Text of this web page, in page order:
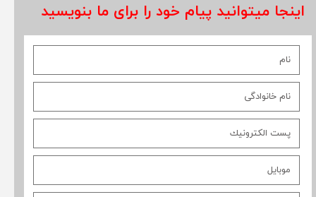
اینجا میتوانید پیام خود را برای ما بنویسید